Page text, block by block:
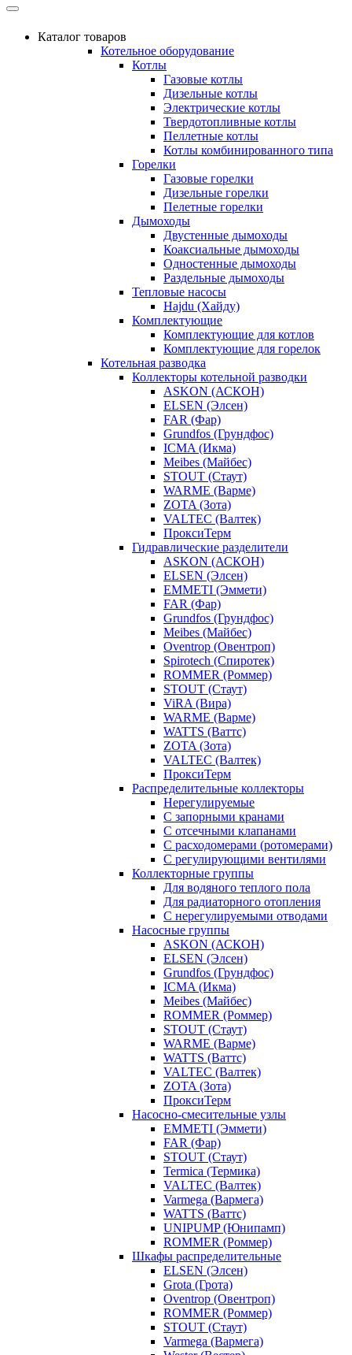
Каталог товаров
Котельное оборудование
Котлы
Газовые котлы
Дизельные котлы
Электрические котлы
Твердотопливные котлы
Пеллетные котлы
Котлы комбинированного типа
Горелки
Газовые горелки
Дизельные горелки
Пелетные горелки
Дымоходы
Двустенные дымоходы
Коаксиальные дымоходы
Одностенные дымоходы
Раздельные дымоходы
Тепловые насосы
Hajdu (Хайду)
Комплектующие
Комплектующие для котлов
Комплектующие для горелок
Котельная разводка
Коллекторы котельной разводки
ASKON (АСКОН)
ELSEN (Элсен)
FAR (Фар)
Grundfos (Грундфос)
ICMA (Икма)
Meibes (Майбес)
STOUT (Стаут)
WARME (Варме)
ZOTA (Зота)
VALTEC (Валтек)
ПроксиТерм
Гидравлические разделители
ASKON (АСКОН)
ELSEN (Элсен)
EMMETI (Эммети)
FAR (Фар)
Grundfos (Грундфос)
Meibes (Майбес)
Oventrop (Овентроп)
Spirotech (Спиротек)
ROMMER (Роммер)
STOUT (Стаут)
ViRA (Вира)
WARME (Варме)
WATTS (Ваттс)
ZOTA (Зота)
VALTEC (Валтек)
ПроксиТерм
Распределительные коллекторы
Нерегулируемые
С запорными кранами
С отсечными клапанами
С расходомерами (ротомерами)
С регулирующими вентилями
Коллекторные группы
Для водяного теплого пола
Для радиаторного отопления
С нерегулируемыми отводами
Насосные группы
ASKON (АСКОН)
ELSEN (Элсен)
Grundfos (Грундфос)
ICMA (Икма)
Meibes (Майбес)
ROMMER (Роммер)
STOUT (Стаут)
WARME (Варме)
WATTS (Ваттс)
VALTEC (Валтек)
ZOTA (Зота)
ПроксиТерм
Насосно-смесительные узлы
EMMETI (Эммети)
FAR (Фар)
STOUT (Стаут)
Termica (Термика)
VALTEC (Валтек)
Varmega (Вармега)
WATTS (Ваттс)
UNIPUMP (Юнипамп)
ROMMER (Роммер)
Шкафы распределительные
ELSEN (Элсен)
Grota (Грота)
Oventrop (Овентроп)
ROMMER (Роммер)
STOUT (Стаут)
Varmega (Вармега)